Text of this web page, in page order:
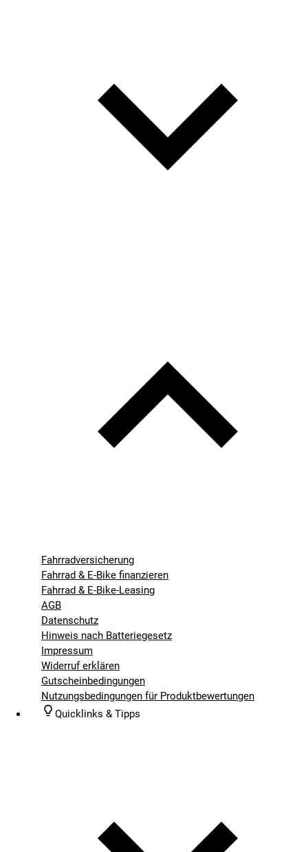
Fahrradversicherung
Fahrrad & E-Bike finanzieren
Fahrrad & E-Bike-Leasing
AGB
Datenschutz
Hinweis nach Batteriegesetz
Impressum
Widerruf erklären
Gutscheinbedingungen
Nutzungsbedingungen für Produktbewertungen
Quicklinks & Tipps